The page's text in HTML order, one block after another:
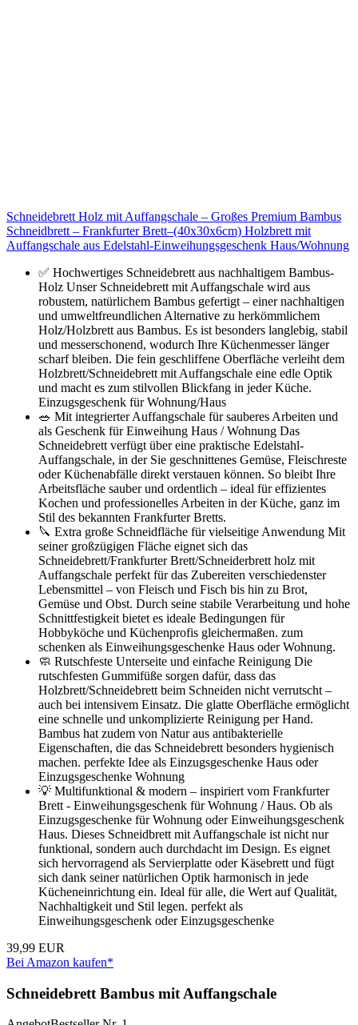
Schneidebrett Holz mit Auffangschale – Großes Premium Bambus
Schneidbrett – Frankfurter Brett–(40x30x6cm) Holzbrett mit
Auffangschale aus Edelstahl-Einweihungsgeschenk Haus/Wohnung
✅ Hochwertiges Schneidebrett aus nachhaltigem Bambus-
Holz Unser Schneidebrett mit Auffangschale wird aus
robustem, natürlichem Bambus gefertigt – einer nachhaltigen
und umweltfreundlichen Alternative zu herkömmlichem
Holz/Holzbrett aus Bambus. Es ist besonders langlebig, stabil
und messerschonend, wodurch Ihre Küchenmesser länger
scharf bleiben. Die fein geschliffene Oberfläche verleiht dem
Holzbrett/Schneidebrett mit Auffangschale eine edle Optik
und macht es zum stilvollen Blickfang in jeder Küche.
Einzugsgeschenk für Wohnung/Haus
🥗 Mit integrierter Auffangschale für sauberes Arbeiten und
als Geschenk für Einweihung Haus / Wohnung Das
Schneidebrett verfügt über eine praktische Edelstahl-
Auffangschale, in der Sie geschnittenes Gemüse, Fleischreste
oder Küchenabfälle direkt verstauen können. So bleibt Ihre
Arbeitsfläche sauber und ordentlich – ideal für effizientes
Kochen und professionelles Arbeiten in der Küche, ganz im
Stil des bekannten Frankfurter Bretts.
🔪 Extra große Schneidfläche für vielseitige Anwendung Mit
seiner großzügigen Fläche eignet sich das
Schneidebrett/Frankfurter Brett/Schneiderbrett holz mit
Auffangschale perfekt für das Zubereiten verschiedenster
Lebensmittel – von Fleisch und Fisch bis hin zu Brot,
Gemüse und Obst. Durch seine stabile Verarbeitung und hohe
Schnittfestigkeit bietet es ideale Bedingungen für
Hobbyköche und Küchenprofis gleichermaßen. zum
schenken als Einweihungsgeschenke Haus oder Wohnung.
🧼 Rutschfeste Unterseite und einfache Reinigung Die
rutschfesten Gummifüße sorgen dafür, dass das
Holzbrett/Schneidebrett beim Schneiden nicht verrutscht –
auch bei intensivem Einsatz. Die glatte Oberfläche ermöglicht
eine schnelle und unkomplizierte Reinigung per Hand.
Bambus hat zudem von Natur aus antibakterielle
Eigenschaften, die das Schneidebrett besonders hygienisch
machen. perfekte Idee als Einzugsgeschenke Haus oder
Einzugsgeschenke Wohnung
💡 Multifunktional & modern – inspiriert vom Frankfurter
Brett - Einweihungsgeschenk für Wohnung / Haus. Ob als
Einzugsgeschenke für Wohnung oder Einweihungsgeschenk
Haus. Dieses Schneidbrett mit Auffangschale ist nicht nur
funktional, sondern auch durchdacht im Design. Es eignet
sich hervorragend als Servierplatte oder Käsebrett und fügt
sich dank seiner natürlichen Optik harmonisch in jede
Kücheneinrichtung ein. Ideal für alle, die Wert auf Qualität,
Nachhaltigkeit und Stil legen. perfekt als
Einweihungsgeschenk oder Einzugsgeschenke
39,99 EUR
Bei Amazon kaufen*
Schneidebrett Bambus mit Auffangschale